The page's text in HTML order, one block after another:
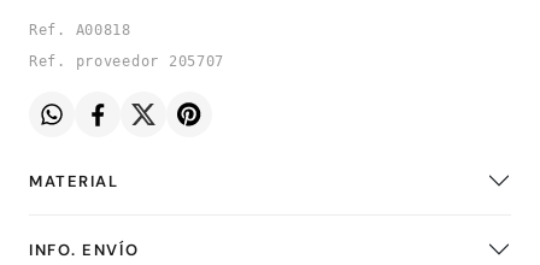
Ref. A00818
Ref. proveedor 205707
MATERIAL
INFO. ENVÍO